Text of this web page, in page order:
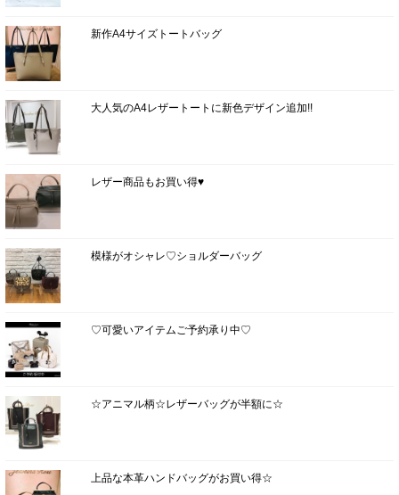
新作A4サイズトートバッグ
大人気のA4レザートートに新色デザイン追加!!
レザー商品もお買い得♥
模様がオシャレ♡ショルダーバッグ
♡可愛いアイテムご予約承り中♡
☆アニマル柄☆レザーバッグが半額に☆
上品な本革ハンドバッグがお買い得☆